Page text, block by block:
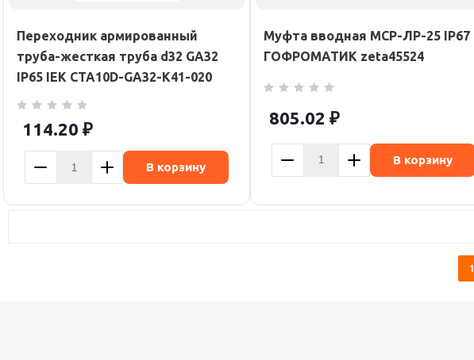
Переходник армированный
труба-жесткая труба d32 GA32
IP65 IEK CTA10D-GA32-K41-020
114.20 ₽
В корзину
Муфта вводная МСР-ЛР-25 IP67
ГОФРОМАТИК zeta45524
805.02 ₽
В корзину
1